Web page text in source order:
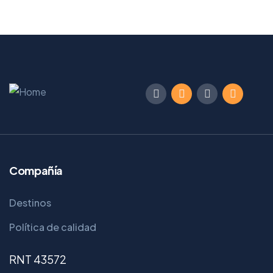
Compañía
Destinos
Política de calidad
RNT 43572